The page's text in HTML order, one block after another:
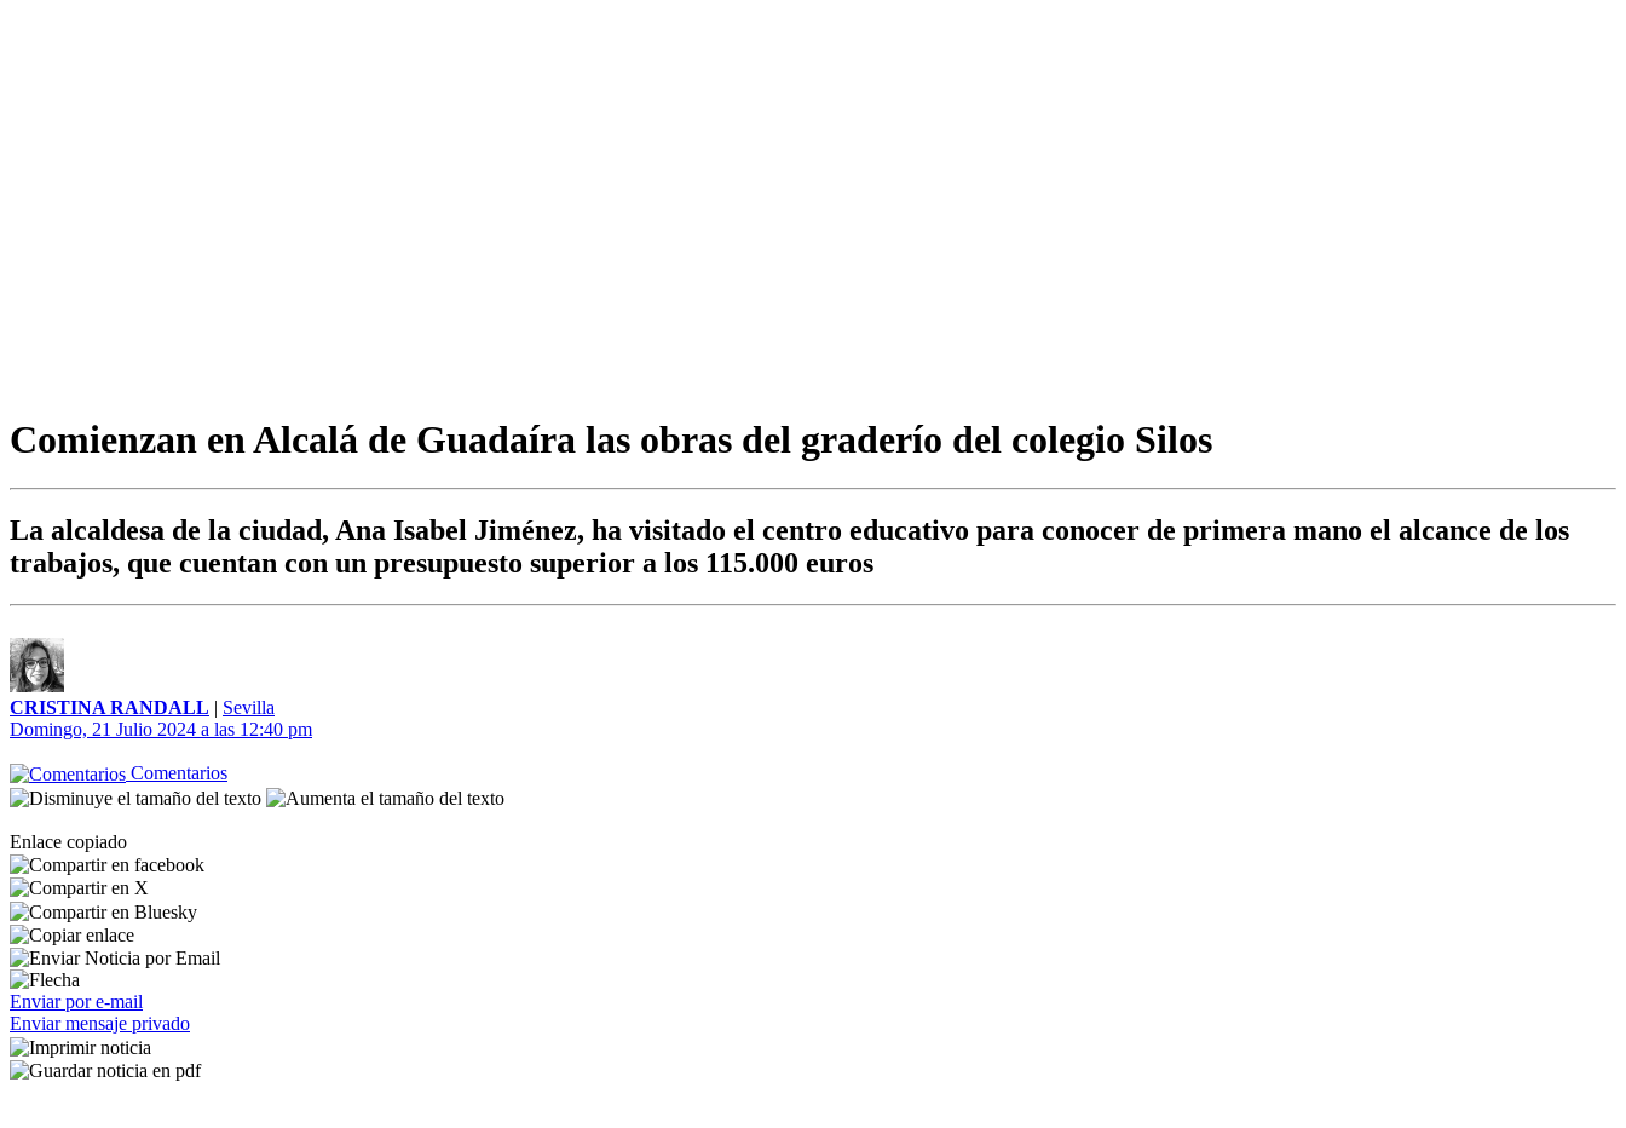
Comienzan en Alcalá de Guadaíra las obras del graderío del colegio Silos
La alcaldesa de la ciudad, Ana Isabel Jiménez, ha visitado el centro educativo para conocer de primera mano el alcance de los
trabajos, que cuentan con un presupuesto superior a los 115.000 euros
CRISTINA RANDALL | Sevilla
Domingo, 21 Julio 2024 a las 12:40 pm
Comentarios
Enlace copiado
Enviar por e-mail
Enviar mensaje privado